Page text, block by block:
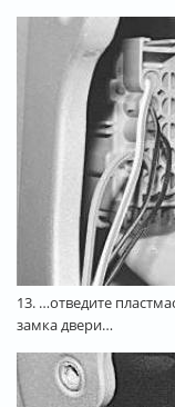
13. …отведите
замка двери…